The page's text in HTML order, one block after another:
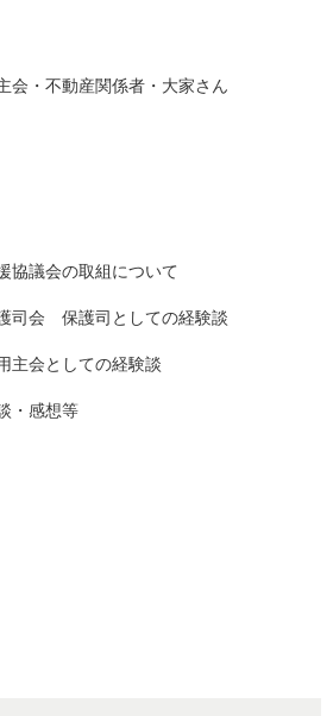
・不動産関係者・大家さん
議会の取組について
会 保護司としての経験談
会としての経験談
・感想等